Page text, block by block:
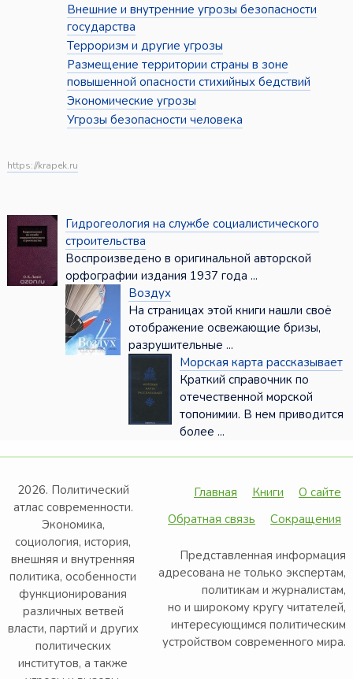
Внешние и внутренние угрозы безопасности
государства
Терроризм и другие угрозы
Размещение территории страны в зоне
повышенной опасности стихийных бедствий
Экономические угрозы
Угрозы безопасности человека
https://krapek.ru
Гидрогеология на службе социалистического
строительства
Воспроизведено в оригинальной авторской
орфографии издания 1937 года ...
Воздух
На страницах этой книги нашли своё
отображение освежающие бризы,
разрушительные ...
Морская карта рассказывает
Краткий справочник по
отечественной морской
топо­нимии. В нем приводится
более ...
2026. Политический
атлас современности.
Экономика,
социология, история,
внешняя и внутренняя
политика, особенности
функционирования
различных ветвей
власти, партий и других
политических
институтов, а также
Главная Книги
О сайте
Обратная связь
Сокращения
Представленная информация
адресована не только экспертам,
политикам и журналистам,
но и широкому кругу читателей,
интересующимся политическим
устройством современного мира.